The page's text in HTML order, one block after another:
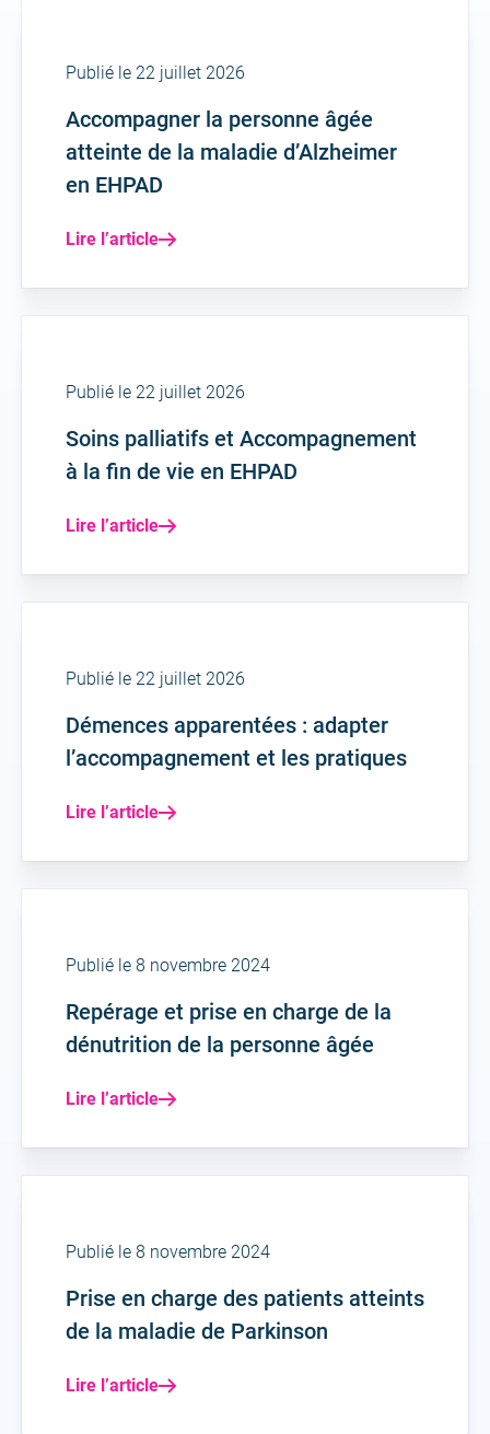
Publié le 22 juillet 2026
Accompagner la personne âgée
atteinte de la maladie d’Alzheimer
en EHPAD
Lire l’article
Publié le 22 juillet 2026
Soins palliatifs et Accompagnement
à la fin de vie en EHPAD
Lire l’article
Publié le 22 juillet 2026
Démences apparentées : adapter
l’accompagnement et les pratiques
Lire l’article
Publié le 8 novembre 2024
Repérage et prise en charge de la
dénutrition de la personne âgée
Lire l’article
Publié le 8 novembre 2024
Prise en charge des patients atteints
de la maladie de Parkinson
Lire l’article